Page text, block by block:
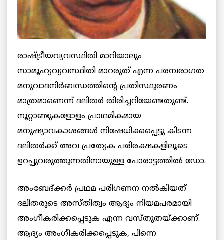
രാഷ്ട്രീയവ്യവസ്ഥിതി മാറിയാലും
സാമൂഹ്യവ്യവസ്ഥിതി മാറരുത് എന്ന പരമ്പരാഗത
മനുവാദനിര്‍ബന്ധത്തിന്റെ പ്രതിസ്ഥുരണം
മാത്രമാണെന്ന് ദലിതര്‍ തിരിച്ചറിയേണ്ടതുണ്ട്.
നൂറ്റാണ്ടുകളോളം പ്രാഥമികമായ
മനുഷ്യാവകാശങ്ങള്‍ നിഷേധിക്കപ്പെട്ടു കിടന്ന
ദലിതര്‍ക്ക് അവ പ്രത്യേക പരിരക്ഷകളിലൂടെ
ഉറപ്പുവരുത്തുന്നതിനായുള്ള പോരാട്ടത്തില്‍ ഡോ.
അംബേദ്ക്കര്‍ പ്രഥമ പരിഗണന നല്‍കിയത്
ദലിതരുടെ അസ്തിത്വം ആദ്യം നിയമപരമായി
അംഗീകരിക്കപ്പെടുക എന്ന വസ്തുതയ്ക്കാണ്.
ആദ്യം അംഗീകരിക്കപ്പെടുക, പിന്നെ